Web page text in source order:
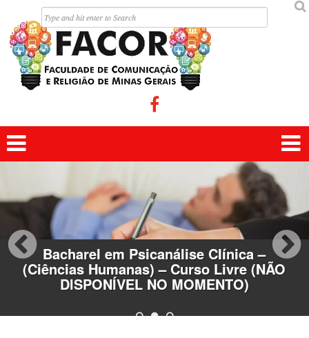


Licenciatura em Filosofia (Ciências
Humanas)
Bacharel em Psicanálise Clínica –
(Ciências Humanas) – Curso Livre (NÃO
DISPONÍVEL NO MOMENTO)
Bacharel em Ciências da Religião –
(Ciências Humanas)
 